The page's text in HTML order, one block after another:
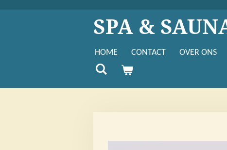
SPA &
HOME CONTACT OVER ONS